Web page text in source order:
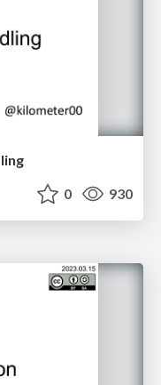
0 930